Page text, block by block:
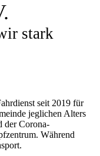
stark
seit 2019 für
jeglichen Alters
der Corona-
Während